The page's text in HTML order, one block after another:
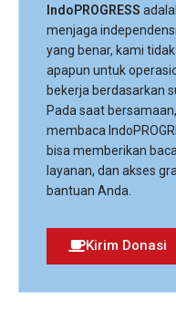
IndoPROGRESS
menjaga
yang benar, kami
apapun untuk
bekerja berdasarkan
Pada saat
membaca
bisa memberikan
layanan, dan akses
bantuan Anda.
Kirim Donasi